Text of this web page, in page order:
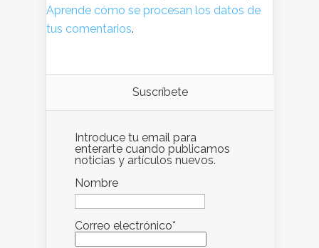
Aprende cómo se procesan los datos de
tus comentarios.
Suscríbete
Introduce tu email para
enterarte cuando publicamos
noticias y artículos nuevos.
Nombre
Correo electrónico*